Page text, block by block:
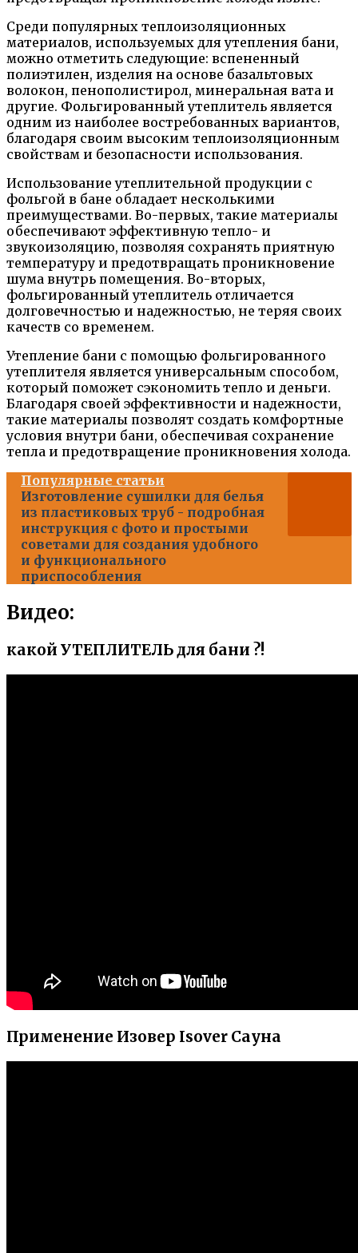
Среди популярных теплоизоляционных
материалов, используемых для утепления бани,
можно отметить следующие: вспененный
полиэтилен, изделия на основе базальтовых
волокон, пенополистирол, минеральная вата и
другие. Фольгированный утеплитель является
одним из наиболее востребованных вариантов,
благодаря своим высоким теплоизоляционным
свойствам и безопасности использования.
Использование утеплительной продукции с
фольгой в бане обладает несколькими
преимуществами. Во-первых, такие материалы
обеспечивают эффективную тепло- и
звукоизоляцию, позволяя сохранять приятную
температуру и предотвращать проникновение
шума внутрь помещения. Во-вторых,
фольгированный утеплитель отличается
долговечностью и надежностью, не теряя своих
качеств со временем.
Утепление бани с помощью фольгированного
утеплителя является универсальным способом,
который поможет сэкономить тепло и деньги.
Благодаря своей эффективности и надежности,
такие материалы позволят создать комфортные
условия внутри бани, обеспечивая сохранение
тепла и предотвращение проникновения холода.
Популярные статьи
Изготовление сушилки для белья
из пластиковых труб - подробная
инструкция с фото и простыми
советами для создания удобного
и функционального
приспособления
Видео:
какой УТЕПЛИТЕЛЬ для бани ?!
Применение Изовер Isover Сауна